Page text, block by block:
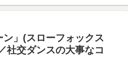
ン」(スローフォックス
社交ダンスの大事なコ